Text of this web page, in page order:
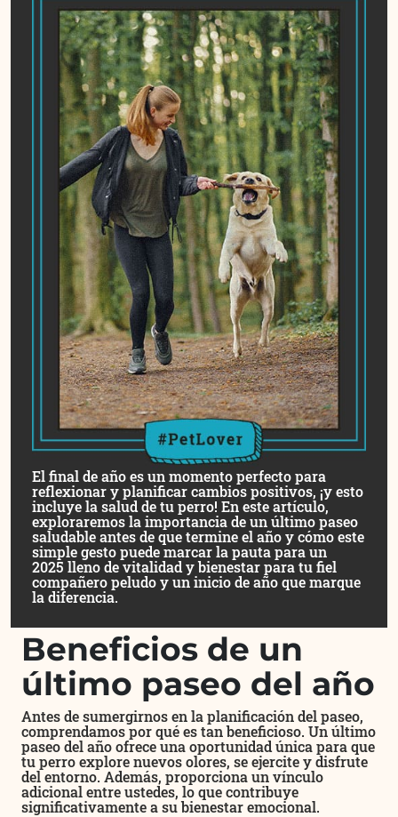
El final de año es un momento perfecto para
reflexionar y planificar cambios positivos, ¡y esto
incluye la salud de tu perro! En este artículo,
exploraremos la importancia de un último paseo
saludable antes de que termine el año y cómo este
simple gesto puede marcar la pauta para un
2025 lleno de vitalidad y bienestar para tu fiel
compañero peludo y un inicio de año que marque
la diferencia.
Beneficios de un
último paseo del año
Antes de sumergirnos en la planificación del paseo,
comprendamos por qué es tan beneficioso. Un último
paseo del año ofrece una oportunidad única para que
tu perro explore nuevos olores, se ejercite y disfrute
del entorno. Además, proporciona un vínculo
adicional entre ustedes, lo que contribuye
significativamente a su bienestar emocional.